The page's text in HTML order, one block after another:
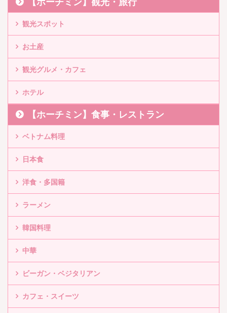
観光スポット
お土産
観光グルメ・カフェ
ホテル
【ホーチミン】食事・レストラン
ベトナム料理
日本食
洋食・多国籍
ラーメン
韓国料理
中華
ビーガン・ベジタリアン
カフェ・スイーツ